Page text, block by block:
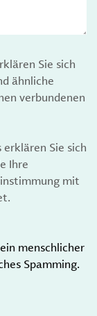
Sie sich
ähnliche
verbundenen
Sie sich
Ihre
mit
menschlicher
Spamming.